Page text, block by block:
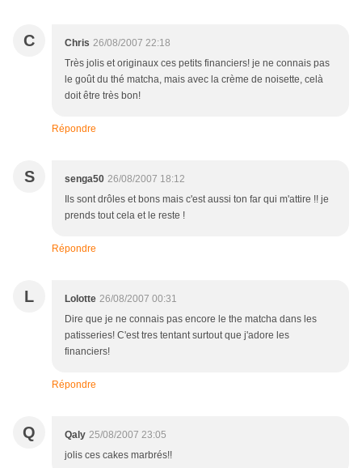
C Chris 26/08/2007 22:18
Très jolis et originaux ces petits financiers! je ne connais pas
le goût du thé matcha, mais avec la crème de noisette, celà
doit être très bon!
Répondre
S senga50 26/08/2007 18:12
Ils sont drôles et bons mais c'est aussi ton far qui m'attire !! je
prends tout cela et le reste !
Répondre
L Lolotte 26/08/2007 00:31
Dire que je ne connais pas encore le the matcha dans les
patisseries! C'est tres tentant surtout que j'adore les
financiers!
Répondre
Q Qaly 25/08/2007 23:05
jolis ces cakes marbrés!!